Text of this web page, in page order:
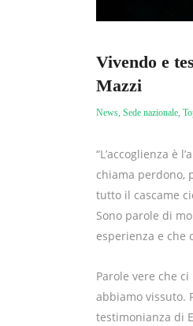
Vivendo e
Mazzi
News, Sede nazionale,
“L’accoglienza è
chiama perdono,
tutto il cascame
Sono parole di
esperienza e che
Parole vere che
abbiamo vissuto.
testimonianza di